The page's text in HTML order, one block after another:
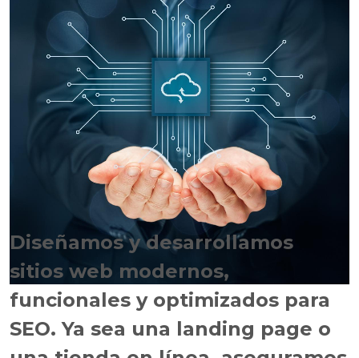
Diseñamos y desarrollamos
sitios web modernos,
funcionales y optimizados para
SEO. Ya sea una landing page o